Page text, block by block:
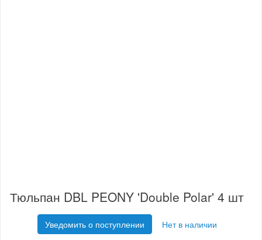
Тюльпан DBL PEONY 'Double Polar' 4 шт
Уведомить о поступлении Нет в наличии